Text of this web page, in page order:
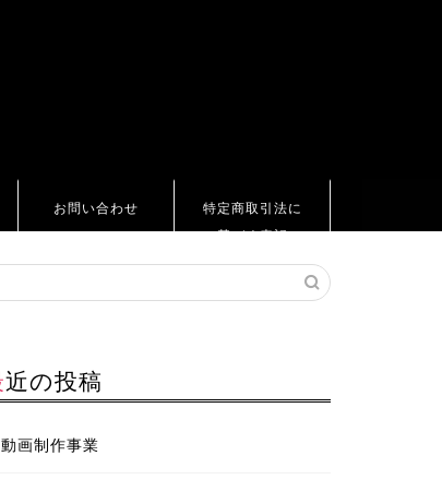
お問い合わせ
特定商取引法に
基づく表記
最近の投稿
動画制作事業